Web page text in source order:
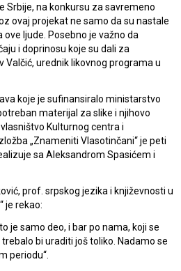
Srbije, na konkursu za savremeno
ovaj projekat ne samo da su nastale
ljude. Posebno je važno da
i doprinosu koje su dali za
Valčić, urednik likovnog programa u
koje je sufinansiralo ministarstvo
materijal za slike i njihovo
Kulturnog centra i
„Znameniti Vlasotinčani“ je peti
sa Aleksandrom Spasićem i
prof. srpskog jezika i književnosti u
je rekao:
je samo deo, i bar po nama, koji se
bi uraditi još toliko. Nadamo se
periodu“.